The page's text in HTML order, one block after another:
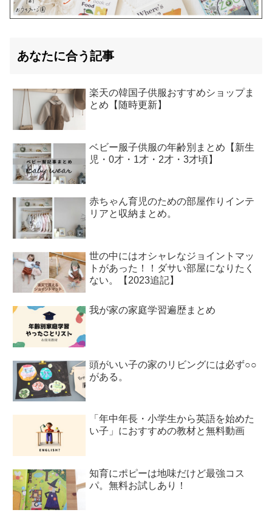
あなたに合う記事
楽天の韓国子供服おすすめショップま
とめ【随時更新】
ベビー服子供服の年齢別まとめ【新生
児・0才・1才・2才・3才頃】
赤ちゃん育児のための部屋作りインテ
リアと収納まとめ。
世の中にはオシャレなジョイントマッ
トがあった！！ダサい部屋になりたく
ない。【2023追記】
我が家の家庭学習遍歴まとめ
頭がいい子の家のリビングには必ず○○
がある。
「年中年長・小学生から英語を始めた
い子」におすすめの教材と無料動画
知育にポピーは地味だけど最強コス
パ。無料お試しあり！